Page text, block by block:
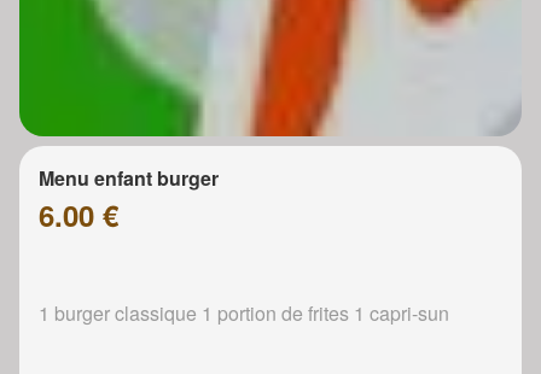
Menu enfant burger
6.00 €
1 burger classique 1 portion de frites 1 capri-sun